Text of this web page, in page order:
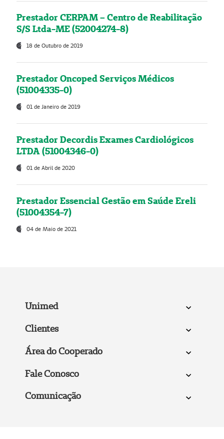
Prestador CERPAM – Centro de Reabilitação
S/S Ltda-ME (52004274-8)
18 de Outubro de 2019
Prestador Oncoped Serviços Médicos
(51004335-0)
01 de Janeiro de 2019
Prestador Decordis Exames Cardiológicos
LTDA (51004346-0)
01 de Abril de 2020
Prestador Essencial Gestão em Saúde Ereli
(51004354-7)
04 de Maio de 2021
Unimed
Clientes
Área do Cooperado
Fale Conosco
Comunicação